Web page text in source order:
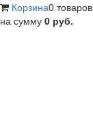
Корзина0 товаров
на сумму 0 руб.